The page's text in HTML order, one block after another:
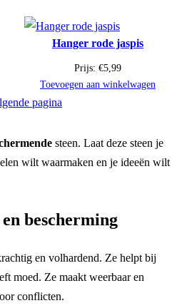
Hanger rode jaspis
Prijs: €5,99
Toevoegen aan winkelwagen
pagina
steen. Laat deze steen je
wilt waarmaken en je ideeën wilt
bescherming
en volhardend. Ze helpt bij
moed. Ze maakt weerbaar en
conflicten.